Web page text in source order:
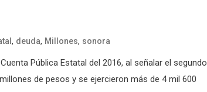
, deuda, Millones, sonora
Pública Estatal del 2016, al señalar el segundo
de pesos y se ejercieron más de 4 mil 600